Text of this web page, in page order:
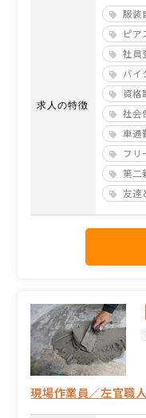
求人の特徴
服装
ピア
社員
バイ
資格
社会
車通
フリ
第二
友達
現場作業員／左官職人